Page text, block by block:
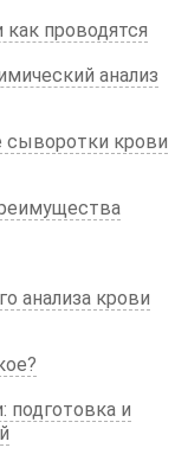
проводятся
анализ
сыворотки крови
анализа крови
подготовка и